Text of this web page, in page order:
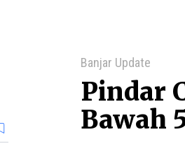
Banjar Update
Pindar
Bawah